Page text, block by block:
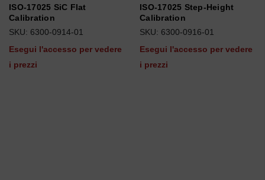
ISO-17025 SiC Flat
Calibration
SKU: 6300-0914-01
Esegui l'accesso per vedere
i prezzi
ISO-17025 Step-Height
Calibration
SKU: 6300-0916-01
Esegui l'accesso per vedere
i prezzi